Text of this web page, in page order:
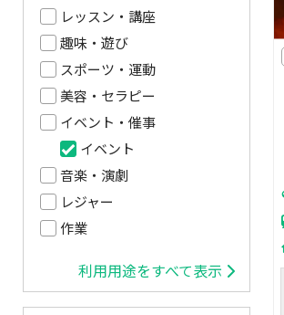
レッスン・講座
趣味・遊び
スポーツ・運動
美容・セラピー
イベント・催事
イベント
音楽・演劇
レジャー
作業
利用用途をすべて表示